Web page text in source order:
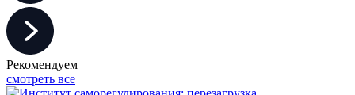
Рекомендуем
смотреть все